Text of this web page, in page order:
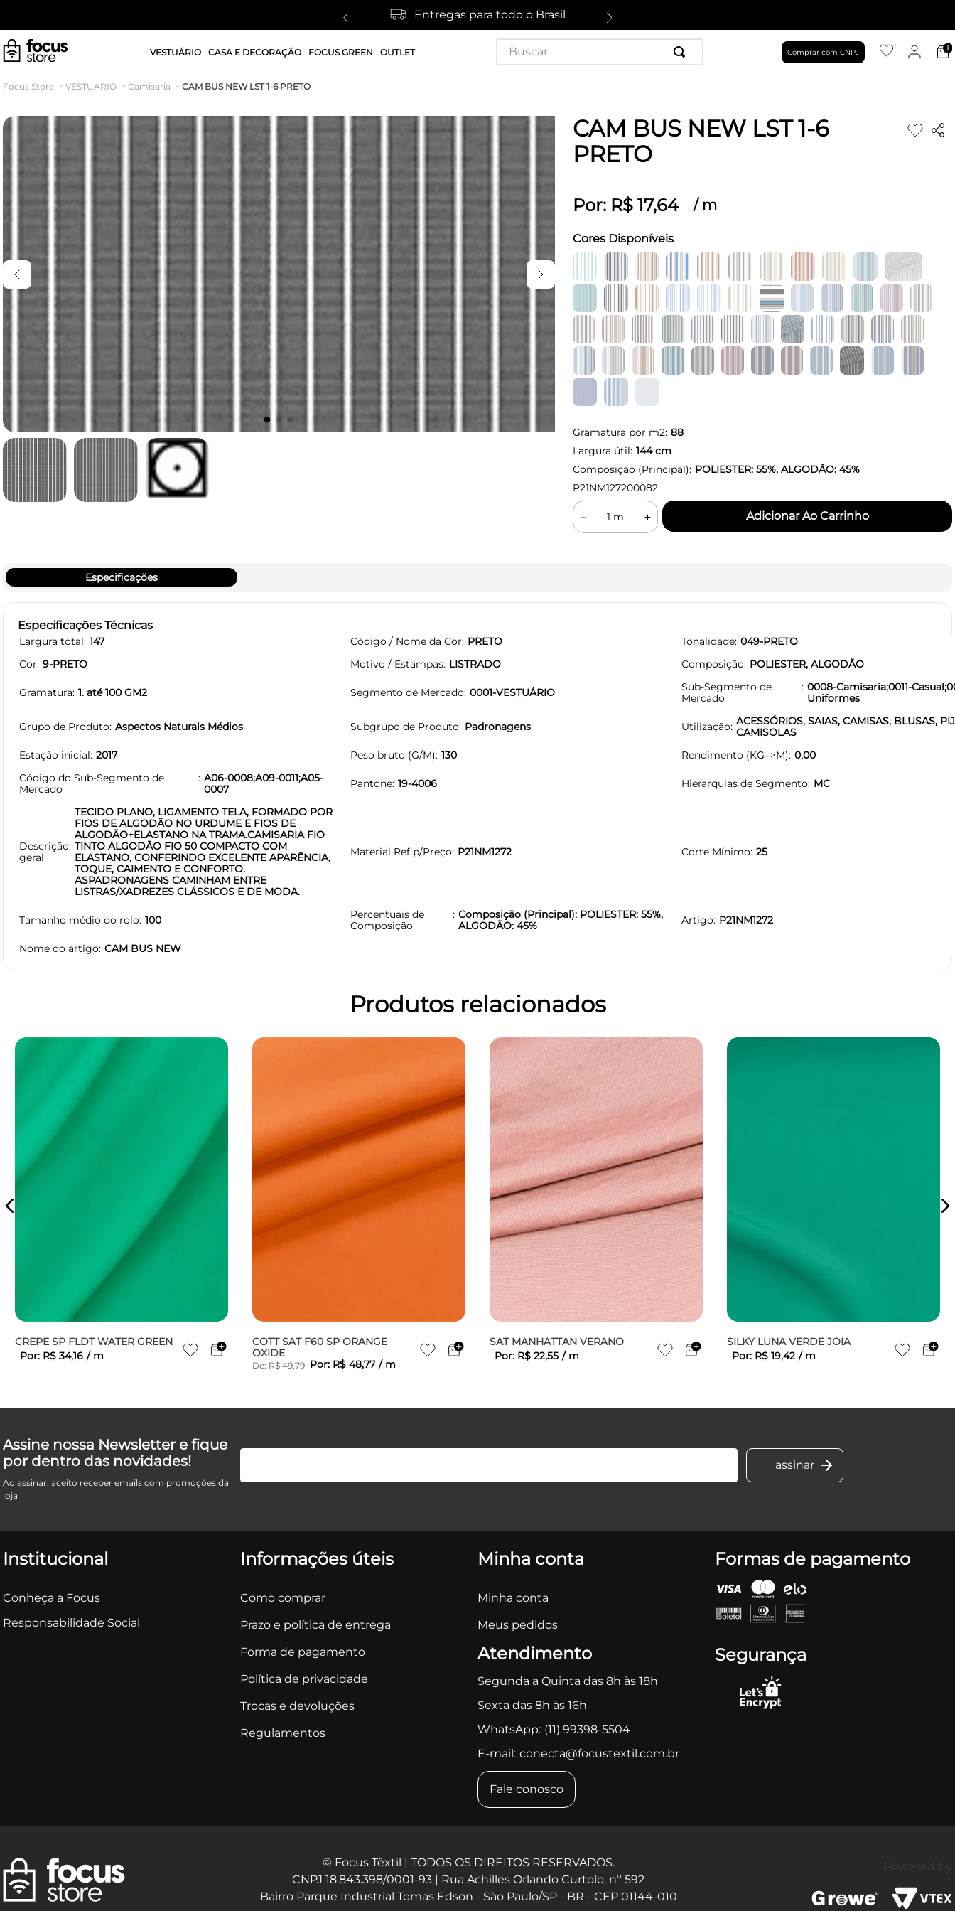
Entregas para todo o Brasil
VESTUÁRIO CASA E DECORAÇÃO FOCUS GREEN OUTLET
Buscar
Comprar com CNPJ
VESTUÁRIO Camisaria CAM BUS NEW LST 1-6 PRETO
CAM BUS NEW LST 1-6
PRETO
Por: R$ 17,64 / m
Cores Disponíveis
Gramatura por m2: 88
Largura útil: 144cm
Composição (Principal): POLIESTER: 55%, ALGODÃO: 45%
P21NM127200082
＋
－
Especificações
Especificações Técnicas
Largura total 147 Código / Nome da Cor PRETO Tonalidade 049-PRETO
Cor 9-PRETO Motivo / Estampas LISTRADO Composição POLIESTER, ALGODÃO
Gramatura 1. até 100 GM2 Segmento de Mercado 0001-VESTUÁRIO
Sub-Segmento de
Mercado
0008-Camisaria;0011-
Uniformes
Grupo de Produto Aspectos Naturais Médios Subgrupo de Produto Padronagens Utilização ACESSÓRIOS, SAIAS, CAMISAS, BLUSAS,
CAMISOLAS
Estação inicial 2017 Peso bruto (G/M) 130 Rendimento (KG=>M) 0.00
Código do Sub-Segmento de
Mercado
A06-0008;A09-0011;A05-
0007
Pantone 19-4006 Hierarquias de Segmento MC
Descrição
geral
TECIDO PLANO, LIGAMENTO TELA, FORMADO POR
FIOS DE ALGODÃO NO URDUME E FIOS DE
ALGODÃO+ELASTANO NA TRAMA.CAMISARIA FIO
TINTO ALGODÃO FIO 50 COMPACTO COM
ELASTANO, CONFERINDO EXCELENTE APARÊNCIA,
TOQUE, CAIMENTO E CONFORTO.
ASPADRONAGENS CAMINHAM ENTRE
LISTRAS/XADREZES CLÁSSICOS E DE MODA.
Material Ref p/Preço P21NM1272 Corte Mínimo 25
Tamanho médio do rolo 100
Percentuais de
Composição
Composição (Principal): POLIESTER: 55%,
ALGODÃO: 45%
Artigo P21NM1272
Nome do artigo CAM BUS NEW
Produtos relacionados
CREPE SP FLDT WATER GREEN
Por: R$ 34,16 / m
COTT SAT F60 SP ORANGE
OXIDE
De:R$ 49,79 Por: R$ 48,77 / m
SAT MANHATTAN VERANO
Por: R$ 22,55 / m
SILKY LUNA VERDE JOIA
Por: R$ 19,42 / m
Assine nossa Newsletter e fique
por dentro das novidades!
Ao assinar, aceito receber emails com promoções da
loja
Institucional
Conheça a Focus
Responsabilidade Social
Informações úteis
Como comprar
Prazo e política de entrega
Forma de pagamento
Política de privacidade
Trocas e devoluções
Regulamentos
Minha conta
Minha conta
Meus pedidos
Atendimento
Segunda a Quinta das 8h às 18h
Sexta das 8h às 16h
WhatsApp: (11) 99398-5504
E-mail: conecta@focustextil.com.br
Fale conosco
Formas de pagamento
Segurança
© Focus Têxtil | TODOS OS DIREITOS RESERVADOS.
CNPJ 18.843.398/0001-93 | Rua Achilles Orlando Curtolo, nº 592
Bairro Parque Industrial Tomas Edson - São Paulo/SP - BR - CEP 01144-010
Powered by